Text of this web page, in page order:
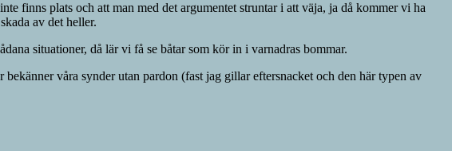
finns plats och att man med det argumentet struntar i att väja, ja då kommer vi ha
av det heller.
situationer, då lär vi få se båtar som kör in i varnadras bommar.
våra synder utan pardon (fast jag gillar eftersnacket och den här typen av